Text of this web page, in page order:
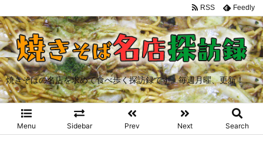
焼きそばの名店を求めて食べ歩く探訪録です。毎週月曜、更新！
Menu Sidebar Prev Next Search
RSS Feedly